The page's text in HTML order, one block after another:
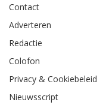
Contact
Adverteren
Redactie
Colofon
Privacy & Cookiebeleid
Nieuwsscript